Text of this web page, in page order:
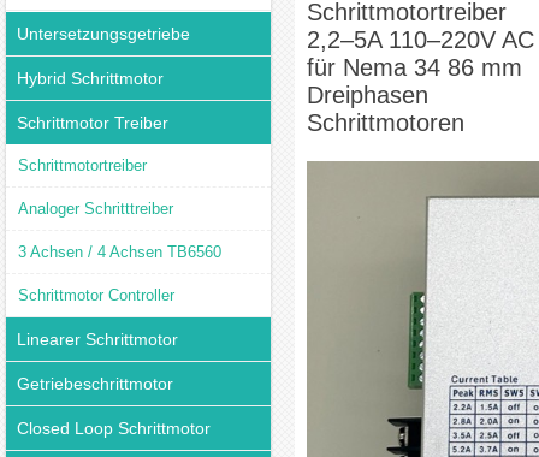
Untersetzungsgetriebe
Hybrid Schrittmotor
Schrittmotor Treiber
Schrittmotortreiber
Analoger Schritttreiber
3 Achsen / 4 Achsen TB6560
Schrittmotor Controller
Linearer Schrittmotor
Getriebeschrittmotor
Closed Loop Schrittmotor
Schrittmotortreiber
2,2–5A 110–220V AC
für Nema 34 86 mm
Dreiphasen
Schrittmotoren